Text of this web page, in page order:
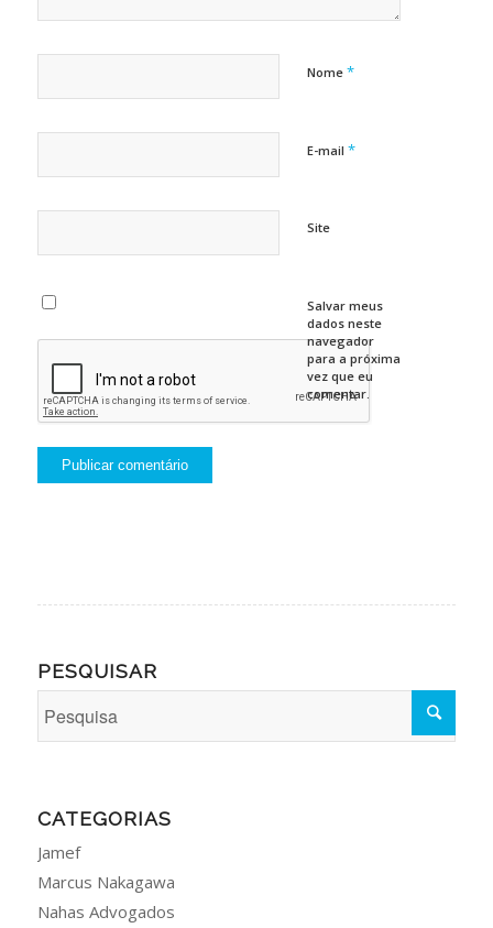
Nome *
E-mail *
Site
Salvar meus
dados neste
navegador
para a próxima
vez que eu
comentar.
PESQUISAR
CATEGORIAS
Jamef
Marcus Nakagawa
Nahas Advogados